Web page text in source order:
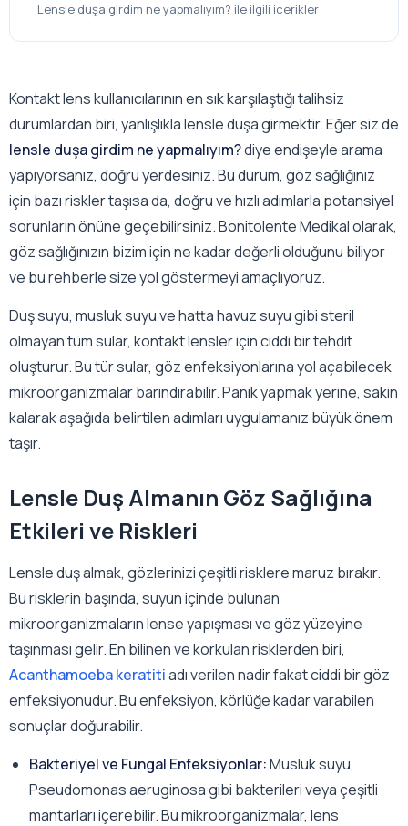
Lensle duşa girdim ne yapmalıyım? ile ilgili icerikler
Kontakt lens kullanıcılarının en sık karşılaştığı talihsiz
durumlardan biri, yanlışlıkla lensle duşa girmektir. Eğer siz de
lensle duşa girdim ne yapmalıyım?diye endişeyle arama
yapıyorsanız, doğru yerdesiniz. Bu durum, göz sağlığınız
için bazı riskler taşısa da, doğru ve hızlı adımlarla potansiyel
sorunların önüne geçebilirsiniz. Bonitolente Medikal olarak,
göz sağlığınızın bizim için ne kadar değerli olduğunu biliyor
ve bu rehberle size yol göstermeyi amaçlıyoruz.
Duş suyu, musluk suyu ve hatta havuz suyu gibi steril
olmayan tüm sular, kontakt lensler için ciddi bir tehdit
oluşturur. Bu tür sular, göz enfeksiyonlarına yol açabilecek
mikroorganizmalar barındırabilir. Panik yapmak yerine, sakin
kalarak aşağıda belirtilen adımları uygulamanız büyük önem
taşır.
Lensle Duş Almanın Göz Sağlığına
Etkileri ve Riskleri
Lensle duş almak, gözlerinizi çeşitli risklere maruz bırakır.
Bu risklerin başında, suyun içinde bulunan
mikroorganizmaların lense yapışması ve göz yüzeyine
taşınması gelir. En bilinen ve korkulan risklerden biri,
Acanthamoeba keratitiadı verilen nadir fakat ciddi bir göz
enfeksiyonudur. Bu enfeksiyon, körlüğe kadar varabilen
sonuçlar doğurabilir.
Bakteriyel ve Fungal Enfeksiyonlar:Musluk suyu,
Pseudomonas aeruginosa gibi bakterileri veya çeşitli
mantarları içerebilir. Bu mikroorganizmalar, lens